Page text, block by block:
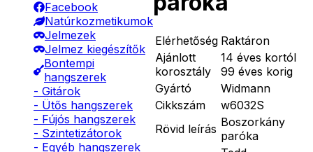
Facebook
Natúrkozmetikumok
Jelmezek
Jelmez kiegészítők
Bontempi
hangszerek
- Gitárok
- Ütős hangszerek
- Fújós hangszerek
- Szintetizátorok
- Egyéb hangszerek
Elérhetőség Raktáron
Ajánlott
korosztály
14 éves kortól
99 éves korig
Gyártó
Widmann
Cikkszám
w6032S
Rövid leírás Boszorkány
paróka